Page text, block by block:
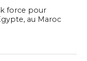
force pour
au Maroc